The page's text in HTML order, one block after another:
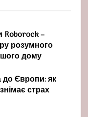
–
розумного
дому
до Європи: як
страх